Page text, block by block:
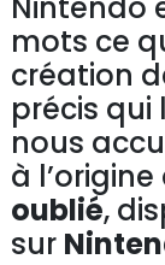
mots ce
création
précis
nous
à l’origine
oublié,
sur